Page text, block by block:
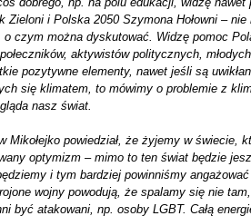
Zieloni i Polska 2050 Szymona Hołowni –
czym można dyskutować. Widzę pomoc
aktywistów politycznych,
pozytywne elementy, nawet jeśli są
się klimatem, to mówimy o problemie z
nasz świat.
Mikołejko powiedział, że żyjemy w świecie,
optymizm – mimo to ten świat będzie
i tym bardziej powinniśmy
wojny powodują, że spalamy się nie
być atakowani, np. osoby LGBT. Całą